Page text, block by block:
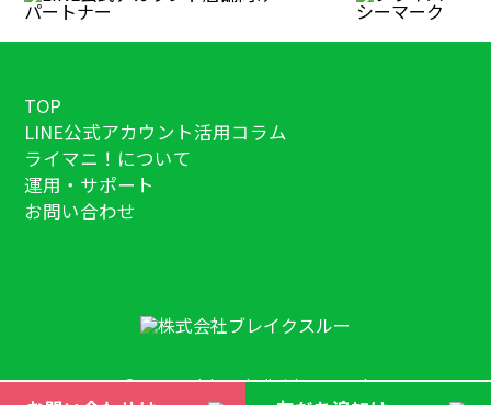
TOP
LINE公式アカウント活用コラム
ライマニ！について
運用・サポート
お問い合わせ
©2023 Breakthrough All Right Reserved